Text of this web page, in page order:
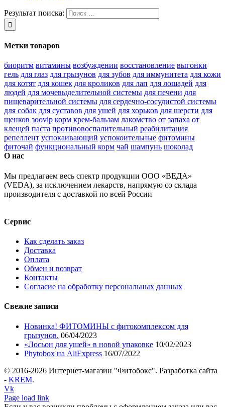
Результат поиска:
Метки товаров
биоритм витамины возбуждении восстановление выгонки
гель для глаз для грызунов для зубов для иммунитета для кожи
для котят для кошек для кроликов для лап для лошадей для
людей для мочевыделительной системы для печени для
пищеварительной системы для сердечно-сосудистой системы
для собак для суставов для ушей для хорьков для шерсти для
щенков зооvip корм крем-бальзам лакомство от запаха от
клещей паста противовоспалительный реабилитация
репеллент успокаивающий успокоительные фитомины
фиточай функциональный корм чай шампунь шоколад
О нас
Мы предлагаем весь спектр продукции ООО «ВЕДА»
(VEDA), за исключением лекарств, напрямую со склада
производителя с доставкой по всей России
Сервис
Как сделать заказ
Доставка
Оплата
Обмен и возврат
Контакты
Согласие на обработку персональных данных
Свежие записи
Новинка! ФИТОМИНЫ с фитокомплексом для
грызунов. 06/04/2023
«Лосьон для ушей» в новой упаковке 10/02/2023
Phytobox на AliExpress 16/07/2022
© 2016-2026 Интернет-магазин "Фитобокс". Разработка сайта
- KREM.
Vk
Page load link